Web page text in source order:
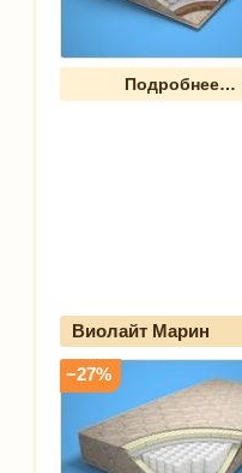
Подробнее…
Виолайт Марин
−27%